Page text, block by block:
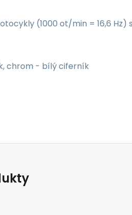
(1000 ot/min = 16,6 Hz)
chrom - bílý ciferník